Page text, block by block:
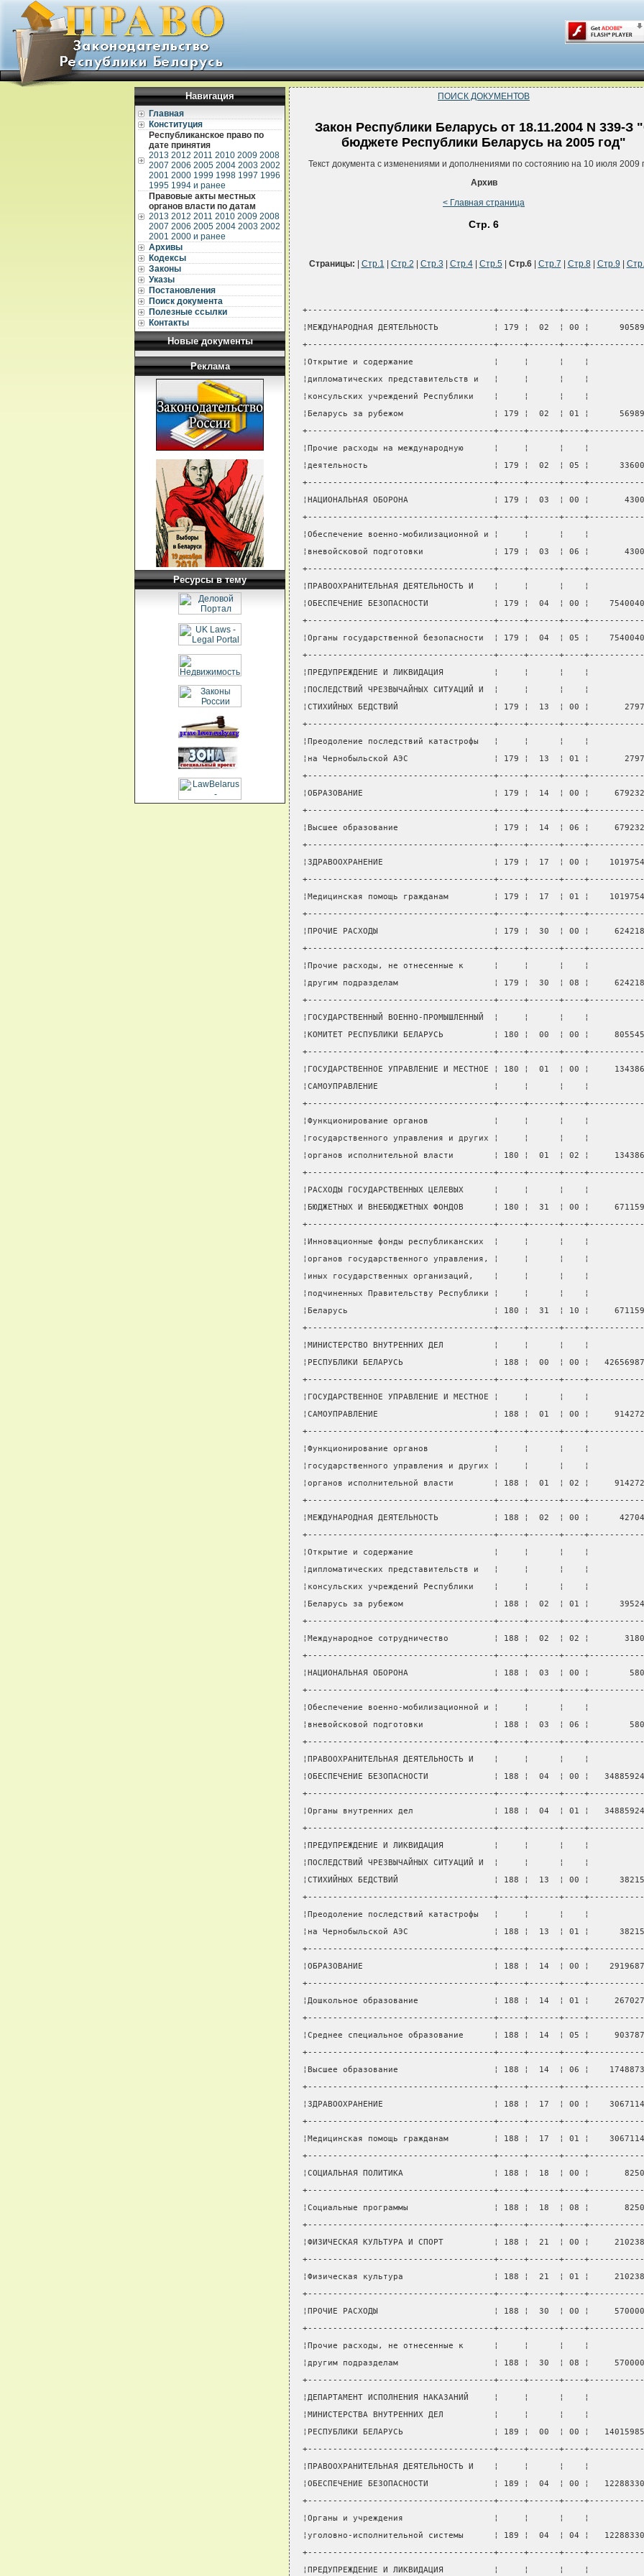
Навигация
Главная
Конституция
Республиканское право по
дате принятия
2013 2012 2011 2010 2009 2008
2007 2006 2005 2004 2003 2002
2001 2000 1999 1998 1997 1996
1995 1994 и ранее
Правовые акты местных
органов власти по датам
2013 2012 2011 2010 2009 2008
2007 2006 2005 2004 2003 2002
2001 2000 и ранее
Архивы
Кодексы
Законы
Указы
Постановления
Поиск документа
Полезные ссылки
Контакты
Новые документы
Реклама
Ресурсы в тему
ПОИСК ДОКУМЕНТОВ
Закон Республики Беларусь от 18.11.2004 N 339-З
бюджете Республики Беларусь на 2005 год"
Текст документа с изменениями и дополнениями по состоянию на 10 июля 2009
Архив
< Главная страница
Стр. 6
Страницы: Стр.1 Стр.2 Стр.3 Стр.4| Стр.5| Стр.6| Стр.7 Стр.8| Стр.9
+-------------------------------------+-----+------+----
¦МЕЖДУНАРОДНАЯ ДЕЯТЕЛЬНОСТЬ           ¦ 179 ¦  02  ¦ 00 ¦
+-------------------------------------+-----+------+----
¦Открытие и содержание                ¦     ¦      ¦    ¦
¦дипломатических представительств и   ¦     ¦      ¦    ¦
¦консульских учреждений Республики    ¦     ¦      ¦    ¦
¦Беларусь за рубежом                  ¦ 179 ¦  02  ¦ 01 ¦
+-------------------------------------+-----+------+----
¦Прочие расходы на международную      ¦     ¦      ¦    ¦
¦деятельность                         ¦ 179 ¦  02  ¦ 05 ¦
+-------------------------------------+-----+------+----
¦НАЦИОНАЛЬНАЯ ОБОРОНА                 ¦ 179 ¦  03  ¦ 00 ¦
+-------------------------------------+-----+------+----
¦Обеспечение военно-мобилизационной и ¦     ¦      ¦    ¦
¦вневойсковой подготовки              ¦ 179 ¦  03  ¦ 06 ¦
+-------------------------------------+-----+------+----
¦ПРАВООХРАНИТЕЛЬНАЯ ДЕЯТЕЛЬНОСТЬ И    ¦     ¦      ¦    ¦
¦ОБЕСПЕЧЕНИЕ БЕЗОПАСНОСТИ             ¦ 179 ¦  04  ¦ 00 ¦
+-------------------------------------+-----+------+----
¦Органы государственной безопасности  ¦ 179 ¦  04  ¦ 05 ¦
+-------------------------------------+-----+------+----
¦ПРЕДУПРЕЖДЕНИЕ И ЛИКВИДАЦИЯ          ¦     ¦      ¦    ¦
¦ПОСЛЕДСТВИЙ ЧРЕЗВЫЧАЙНЫХ СИТУАЦИЙ И  ¦     ¦      ¦    ¦
¦СТИХИЙНЫХ БЕДСТВИЙ                   ¦ 179 ¦  13  ¦ 00 ¦
+-------------------------------------+-----+------+----
¦Преодоление последствий катастрофы   ¦     ¦      ¦    ¦
¦на Чернобыльской АЭС                 ¦ 179 ¦  13  ¦ 01 ¦
+-------------------------------------+-----+------+----
¦ОБРАЗОВАНИЕ                          ¦ 179 ¦  14  ¦ 00 ¦
+-------------------------------------+-----+------+----
¦Высшее образование                   ¦ 179 ¦  14  ¦ 06 ¦
+-------------------------------------+-----+------+----
¦ЗДРАВООХРАНЕНИЕ                      ¦ 179 ¦  17  ¦ 00 ¦
+-------------------------------------+-----+------+----
¦Медицинская помощь гражданам         ¦ 179 ¦  17  ¦ 01 ¦
+-------------------------------------+-----+------+----
¦ПРОЧИЕ РАСХОДЫ                       ¦ 179 ¦  30  ¦ 00 ¦
+-------------------------------------+-----+------+----
¦Прочие расходы, не отнесенные к      ¦     ¦      ¦    ¦
¦другим подразделам                   ¦ 179 ¦  30  ¦ 08 ¦
+-------------------------------------+-----+------+----
¦ГОСУДАРСТВЕННЫЙ ВОЕННО-ПРОМЫШЛЕННЫЙ  ¦     ¦      ¦    ¦
¦КОМИТЕТ РЕСПУБЛИКИ БЕЛАРУСЬ          ¦ 180 ¦  00  ¦ 00 ¦
+-------------------------------------+-----+------+----
¦ГОСУДАРСТВЕННОЕ УПРАВЛЕНИЕ И МЕСТНОЕ ¦ 180 ¦  01  ¦ 00 ¦
¦САМОУПРАВЛЕНИЕ                       ¦     ¦      ¦    ¦
+-------------------------------------+-----+------+----
¦Функционирование органов             ¦     ¦      ¦    ¦
¦государственного управления и других ¦     ¦      ¦    ¦
¦органов исполнительной власти        ¦ 180 ¦  01  ¦ 02 ¦
+-------------------------------------+-----+------+----
¦РАСХОДЫ ГОСУДАРСТВЕННЫХ ЦЕЛЕВЫХ      ¦     ¦      ¦    ¦
¦БЮДЖЕТНЫХ И ВНЕБЮДЖЕТНЫХ ФОНДОВ      ¦ 180 ¦  31  ¦ 00 ¦
+-------------------------------------+-----+------+----
¦Инновационные фонды республиканских  ¦     ¦      ¦    ¦
¦органов государственного управления, ¦     ¦      ¦    ¦
¦иных государственных организаций,    ¦     ¦      ¦    ¦
¦подчиненных Правительству Республики ¦     ¦      ¦    ¦
¦Беларусь                             ¦ 180 ¦  31  ¦ 10 ¦
+-------------------------------------+-----+------+----
¦МИНИСТЕРСТВО ВНУТРЕННИХ ДЕЛ          ¦     ¦      ¦    ¦
¦РЕСПУБЛИКИ БЕЛАРУСЬ                  ¦ 188 ¦  00  ¦ 00 ¦
+-------------------------------------+-----+------+----
¦ГОСУДАРСТВЕННОЕ УПРАВЛЕНИЕ И МЕСТНОЕ ¦     ¦      ¦    ¦
¦САМОУПРАВЛЕНИЕ                       ¦ 188 ¦  01  ¦ 00 ¦
+-------------------------------------+-----+------+----
¦Функционирование органов             ¦     ¦      ¦    ¦
¦государственного управления и других ¦     ¦      ¦    ¦
¦органов исполнительной власти        ¦ 188 ¦  01  ¦ 02 ¦
+-------------------------------------+-----+------+----
¦МЕЖДУНАРОДНАЯ ДЕЯТЕЛЬНОСТЬ           ¦ 188 ¦  02  ¦ 00 ¦
+-------------------------------------+-----+------+----
¦Открытие и содержание                ¦     ¦      ¦    ¦
¦дипломатических представительств и   ¦     ¦      ¦    ¦
¦консульских учреждений Республики    ¦     ¦      ¦    ¦
¦Беларусь за рубежом                  ¦ 188 ¦  02  ¦ 01 ¦
+-------------------------------------+-----+------+----
¦Международное сотрудничество         ¦ 188 ¦  02  ¦ 02 ¦
+-------------------------------------+-----+------+----
¦НАЦИОНАЛЬНАЯ ОБОРОНА                 ¦ 188 ¦  03  ¦ 00 ¦
+-------------------------------------+-----+------+----
¦Обеспечение военно-мобилизационной и ¦     ¦      ¦    ¦
¦вневойсковой подготовки              ¦ 188 ¦  03  ¦ 06 ¦
+-------------------------------------+-----+------+----
¦ПРАВООХРАНИТЕЛЬНАЯ ДЕЯТЕЛЬНОСТЬ И    ¦     ¦      ¦    ¦
¦ОБЕСПЕЧЕНИЕ БЕЗОПАСНОСТИ             ¦ 188 ¦  04  ¦ 00 ¦
+-------------------------------------+-----+------+----
¦Органы внутренних дел                ¦ 188 ¦  04  ¦ 01 ¦
+-------------------------------------+-----+------+----
¦ПРЕДУПРЕЖДЕНИЕ И ЛИКВИДАЦИЯ          ¦     ¦      ¦    ¦
¦ПОСЛЕДСТВИЙ ЧРЕЗВЫЧАЙНЫХ СИТУАЦИЙ И  ¦     ¦      ¦    ¦
¦СТИХИЙНЫХ БЕДСТВИЙ                   ¦ 188 ¦  13  ¦ 00 ¦
+-------------------------------------+-----+------+----
¦Преодоление последствий катастрофы   ¦     ¦      ¦    ¦
¦на Чернобыльской АЭС                 ¦ 188 ¦  13  ¦ 01 ¦
+-------------------------------------+-----+------+----
¦ОБРАЗОВАНИЕ                          ¦ 188 ¦  14  ¦ 00 ¦
+-------------------------------------+-----+------+----
¦Дошкольное образование               ¦ 188 ¦  14  ¦ 01 ¦
+-------------------------------------+-----+------+----
¦Среднее специальное образование      ¦ 188 ¦  14  ¦ 05 ¦
+-------------------------------------+-----+------+----
¦Высшее образование                   ¦ 188 ¦  14  ¦ 06 ¦
+-------------------------------------+-----+------+----
¦ЗДРАВООХРАНЕНИЕ                      ¦ 188 ¦  17  ¦ 00 ¦
+-------------------------------------+-----+------+----
¦Медицинская помощь гражданам         ¦ 188 ¦  17  ¦ 01 ¦
+-------------------------------------+-----+------+----
¦СОЦИАЛЬНАЯ ПОЛИТИКА                  ¦ 188 ¦  18  ¦ 00 ¦
+-------------------------------------+-----+------+----
¦Социальные программы                 ¦ 188 ¦  18  ¦ 08 ¦
+-------------------------------------+-----+------+----
¦ФИЗИЧЕСКАЯ КУЛЬТУРА И СПОРТ          ¦ 188 ¦  21  ¦ 00 ¦
+-------------------------------------+-----+------+----
¦Физическая культура                  ¦ 188 ¦  21  ¦ 01 ¦
+-------------------------------------+-----+------+----
¦ПРОЧИЕ РАСХОДЫ                       ¦ 188 ¦  30  ¦ 00 ¦
+-------------------------------------+-----+------+----
¦Прочие расходы, не отнесенные к      ¦     ¦      ¦    ¦
¦другим подразделам                   ¦ 188 ¦  30  ¦ 08 ¦
+-------------------------------------+-----+------+----
¦ДЕПАРТАМЕНТ ИСПОЛНЕНИЯ НАКАЗАНИЙ     ¦     ¦      ¦    ¦
¦МИНИСТЕРСТВА ВНУТРЕННИХ ДЕЛ          ¦     ¦      ¦    ¦
¦РЕСПУБЛИКИ БЕЛАРУСЬ                  ¦ 189 ¦  00  ¦ 00 ¦
+-------------------------------------+-----+------+----
¦ПРАВООХРАНИТЕЛЬНАЯ ДЕЯТЕЛЬНОСТЬ И    ¦     ¦      ¦    ¦
¦ОБЕСПЕЧЕНИЕ БЕЗОПАСНОСТИ             ¦ 189 ¦  04  ¦ 00 ¦
+-------------------------------------+-----+------+----
¦Органы и учреждения                  ¦     ¦      ¦    ¦
¦уголовно-исполнительной системы      ¦ 189 ¦  04  ¦ 04 ¦
+-------------------------------------+-----+------+----
¦ПРЕДУПРЕЖДЕНИЕ И ЛИКВИДАЦИЯ          ¦     ¦      ¦    ¦